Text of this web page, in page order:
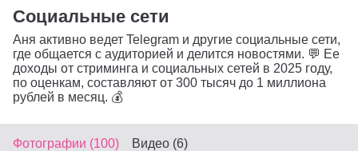
Социальные сети
Аня активно ведет Telegram и другие социальные сети,
где общается с аудиторией и делится новостями. 💬 Ее
доходы от стриминга и социальных сетей в 2025 году,
по оценкам, составляют от 300 тысяч до 1 миллиона
рублей в месяц. 💰
Фотографии (100) Видео (6)